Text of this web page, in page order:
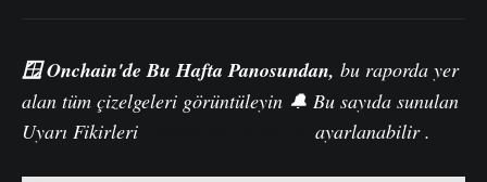
🪟Onchain'de Bu HaftaPanosundan, bu raporda yer
alan tüm çizelgeleri görüntüleyin 🔔 Bu sayıda sunulan
Uyarı Fikirleri
ayarlanabilir .